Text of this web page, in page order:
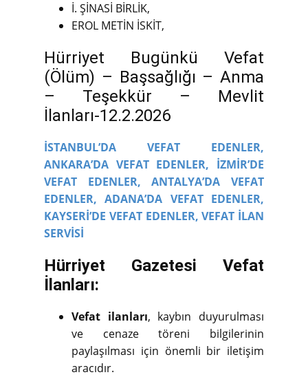
İ. ŞİNASİ BİRLİK,
EROL METİN İSKİT,
Hürriyet Bugünkü Vefat
(Ölüm) – Başsağlığı – Anma
– Teşekkür – Mevlit
İlanları-12.2.2026
İSTANBUL’DA VEFAT EDENLER,
ANKARA’DA VEFAT EDENLER, İZMİR’DE
VEFAT EDENLER,
ANTALYA’DA VEFAT
EDENLER, ADANA’DA VEFAT EDENLER,
KAYSERİ’DE VEFAT EDENLER, VEFAT İLAN
SERVİSİ
Hürriyet Gazetesi Vefat
İlanları:
Vefat ilanları, kaybın duyurulması
ve cenaze töreni bilgilerinin
paylaşılması için önemli bir iletişim
aracıdır.